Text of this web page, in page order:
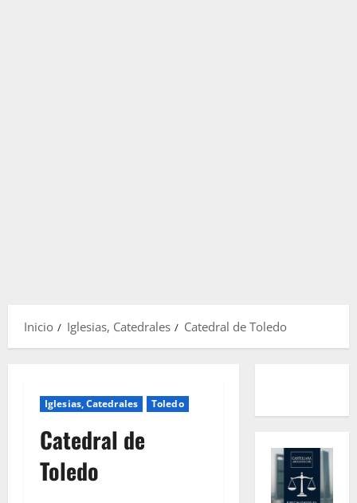
Inicio Iglesias, Catedrales Catedral de Toledo
Iglesias, Catedrales Toledo
Catedral de
Toledo